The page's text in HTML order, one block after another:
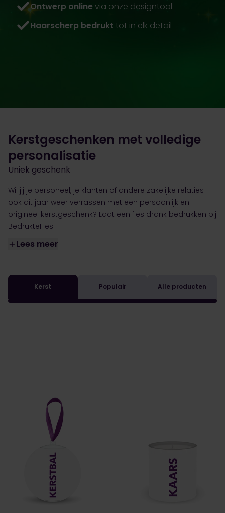
Ontwerp online via onze designtool
Haarscherp bedrukt tot in elk detail
Kerstgeschenken met volledige
personalisatie
Uniek geschenk
Wil jij je personeel, je klanten of andere zakelijke relaties
ook dit jaar weer verrassen met een persoonlijk en
origineel kerstgeschenk? Laat een fles drank bedrukken bij
BedrukteFles!
Lees meer
Kerst Populair Alle producten